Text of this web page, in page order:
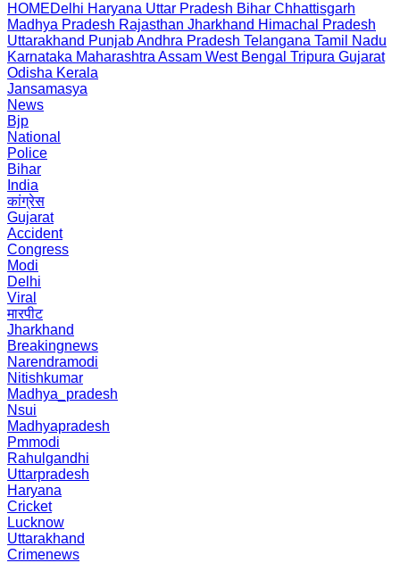
HOMEDelhi Haryana Uttar Pradesh Bihar Chhattisgarh
Madhya Pradesh Rajasthan Jharkhand Himachal Pradesh
Uttarakhand PunjabAndhra Pradesh Telangana Tamil Nadu
Karnataka Maharashtra Assam West Bengal Tripura Gujarat
Odisha Kerala
Jansamasya
News
Bjp
National
Police
Bihar
India
कांग्रेस
Gujarat
Accident
Congress
Modi
Delhi
Viral
मारपीट
Jharkhand
Breakingnews
Narendramodi
Nitishkumar
Madhya_pradesh
Nsui
Madhyapradesh
Pmmodi
Rahulgandhi
Uttarpradesh
Haryana
Cricket
Lucknow
Uttarakhand
Crimenews